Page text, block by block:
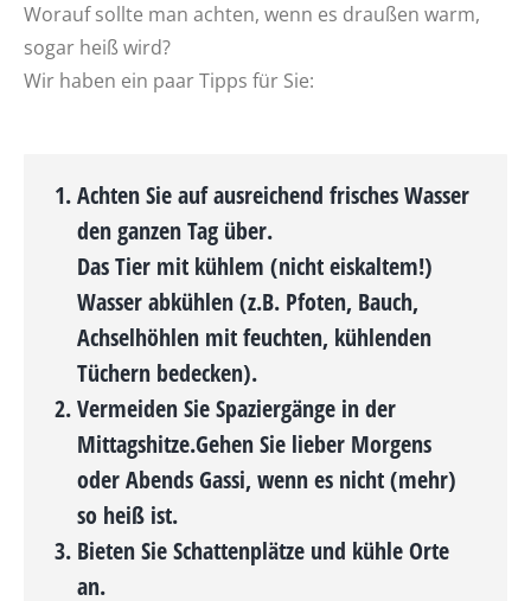
Worauf sollte man achten, wenn es draußen warm,
sogar heiß wird?
Wir haben ein paar Tipps für Sie:
Achten Sie auf ausreichend frisches Wasser
den ganzen Tag über.
Das Tier mit kühlem (nicht eiskaltem!)
Wasser abkühlen (z.B. Pfoten, Bauch,
Achselhöhlen mit feuchten, kühlenden
Tüchern bedecken).
Vermeiden Sie Spaziergänge in der
Mittagshitze.Gehen Sie lieber Morgens
oder Abends Gassi, wenn es nicht (mehr)
so heiß ist.
Bieten Sie Schattenplätze und kühle Orte
an.